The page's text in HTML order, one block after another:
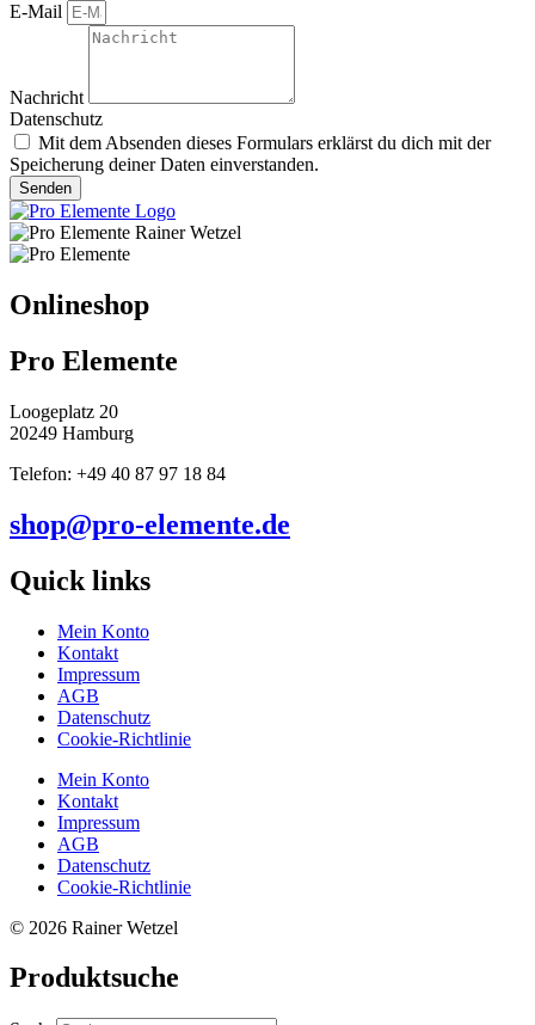
E-Mail
Nachricht
Datenschutz
Mit dem Absenden dieses Formulars erklärst du dich mit der
Speicherung deiner Daten einverstanden.
Senden
Onlineshop
Pro Elemente
Loogeplatz 20
20249 Hamburg
Telefon: +49 40 87 97 18 84
shop@pro-elemente.de
Quick links
Mein Konto
Kontakt
Impressum
AGB
Datenschutz
Cookie-Richtlinie
Mein Konto
Kontakt
Impressum
AGB
Datenschutz
Cookie-Richtlinie
© 2026 Rainer Wetzel
Produktsuche